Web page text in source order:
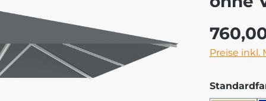
Regulärer
Preise inkl.